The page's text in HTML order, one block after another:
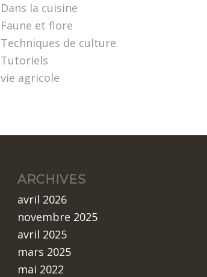
Dans la cuisine
Faune et flore
Techniques de culture
Tutoriels
vie agricole
ARCHIVES
avril 2026
novembre 2025
avril 2025
mars 2025
mai 2022